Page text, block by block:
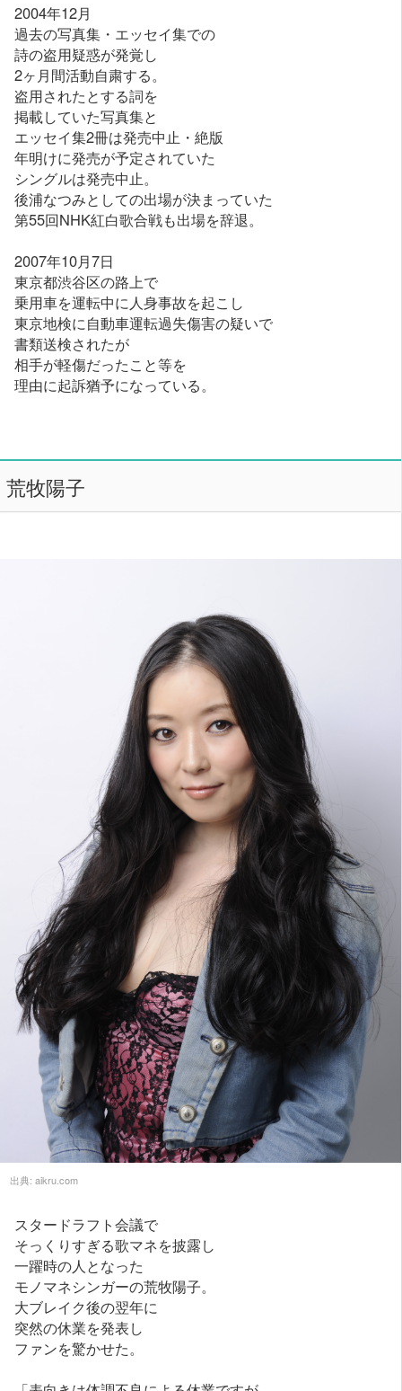
2004年12月
過去の写真集・エッセイ集での
詩の盗用疑惑が発覚し
2ヶ月間活動自粛する。
盗用されたとする詞を
掲載していた写真集と
エッセイ集2冊は発売中止・絶版
年明けに発売が予定されていた
シングルは発売中止。
後浦なつみとしての出場が決まっていた
第55回NHK紅白歌合戦も出場を辞退。
2007年10月7日
東京都渋谷区の路上で
乗用車を運転中に人身事故を起こし
東京地検に自動車運転過失傷害の疑いで
書類送検されたが
相手が軽傷だったこと等を
理由に起訴猶予になっている。
荒牧陽子
出典: aikru.com
スタードラフト会議で
そっくりすぎる歌マネを披露し
一躍時の人となった
モノマネシンガーの荒牧陽子。
大ブレイク後の翌年に
突然の休業を発表し
ファンを驚かせた。